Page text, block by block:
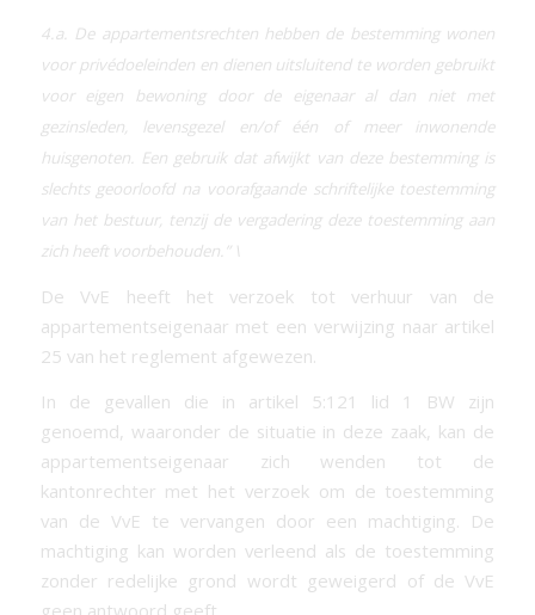
4.a. De appartementsrechten hebben de bestemming wonen
voor privédoeleinden en dienen uitsluitend te worden gebruikt
voor eigen bewoning door de eigenaar al dan niet met
gezinsleden, levensgezel en/of één of meer inwonende
huisgenoten. Een gebruik dat afwijkt van deze bestemming is
slechts geoorloofd na voorafgaande schriftelijke toestemming
van het bestuur, tenzij de vergadering deze toestemming aan
zich heeft voorbehouden.”\
De VvE heeft het verzoek tot verhuur van de
appartementseigenaar met een verwijzing naar artikel
25 van het reglement afgewezen.
In de gevallen die in artikel 5:121 lid 1 BW zijn
genoemd, waaronder de situatie in deze zaak, kan de
appartementseigenaar zich wenden tot de
kantonrechter met het verzoek om de toestemming
van de VvE te vervangen door een machtiging. De
machtiging kan worden verleend als de toestemming
zonder redelijke grond wordt geweigerd of de VvE
geen antwoord geeft.